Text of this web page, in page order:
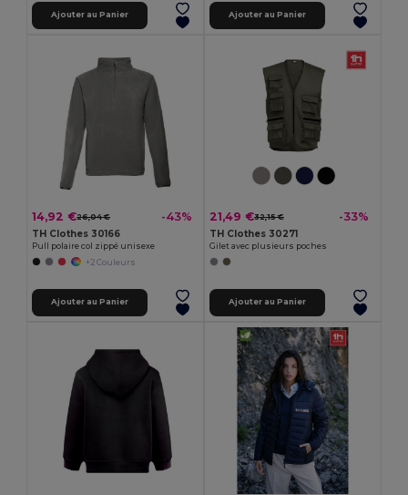
Ajouter au Panier Ajouter au Panier
14,92 €26,04 € -43%
TH Clothes 30166
Pull polaire col zippé unisexe
+2 Couleurs
Ajouter au Panier
21,49 €32,15 € -33%
TH Clothes 30271
Gilet avec plusieurs poches
Ajouter au Panier